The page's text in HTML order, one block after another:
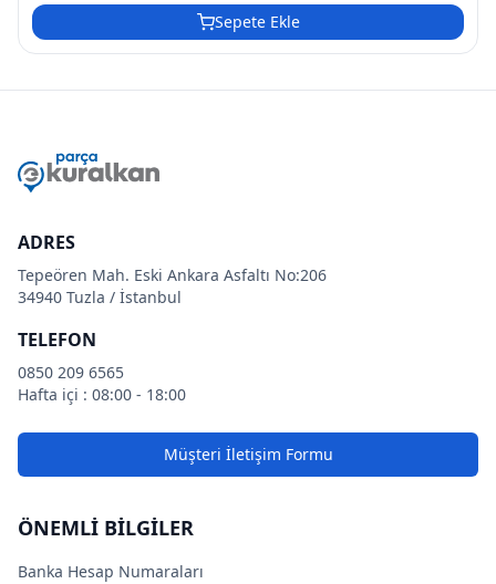
Sepete Ekle
ADRES
Tepeören Mah. Eski Ankara Asfaltı No:206
34940 Tuzla / İstanbul
TELEFON
0850 209 6565
Hafta içi : 08:00 - 18:00
Müşteri İletişim Formu
ÖNEMLİ BİLGİLER
Banka Hesap Numaraları